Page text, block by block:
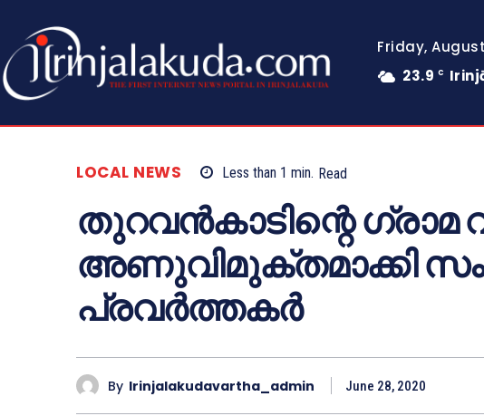
Friday,
23.9 C
LOCAL NEWS Less than 1 min. Read
തുറവൻകാടിന്റെ ഗ്രാമ
അണുവിമുക്തമാക്കി
പ്രവർത്തകർ
By Irinjalakudavartha_admin June 28, 2020